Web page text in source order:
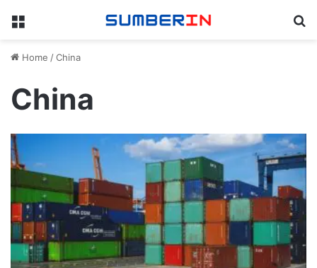
Menu
Home /China
China